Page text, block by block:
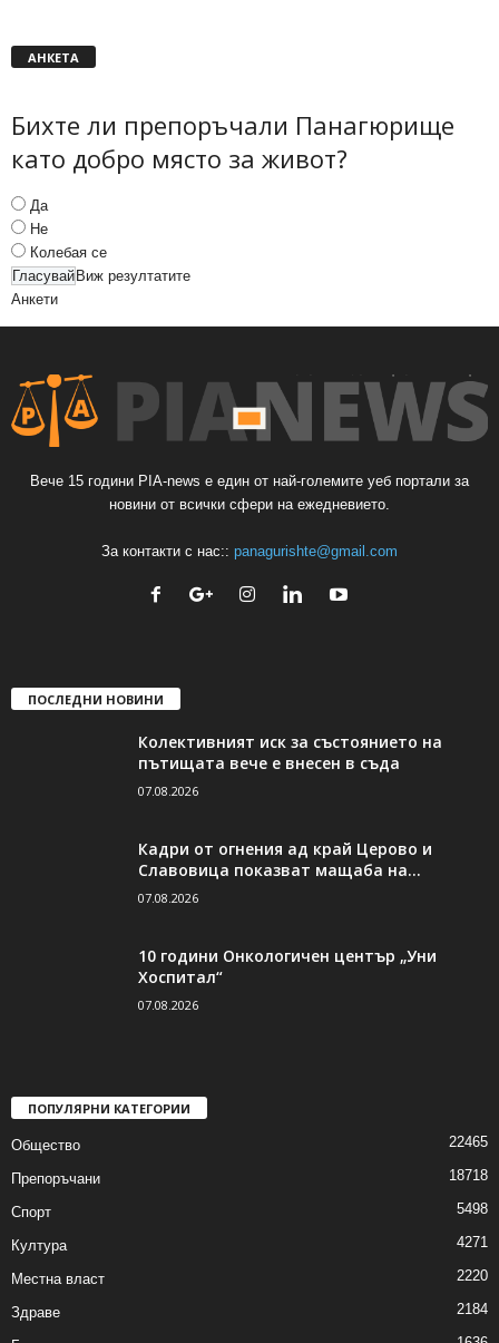
АНКЕТА
Бихте ли препоръчали Панагюрище
като добро място за живот?
Да
Не
Колебая се
Виж резултатите
Анкети
Вече 15 години PIA-news е един от най-големите уеб портали за
новини от всички сфери на ежедневието.
За контакти с нас:: panagurishte@gmail.com
ПОСЛЕДНИ НОВИНИ
Колективният иск за състоянието на
пътищата вече е внесен в съда
07.08.2026
Кадри от огнения ад край Церово и
Славовица показват мащаба на...
07.08.2026
10 години Онкологичен център „Уни
Хоспитал“
07.08.2026
ПОПУЛЯРНИ КАТЕГОРИИ
Общество 22465
Препоръчани 18718
Спорт 5498
Култура 4271
Местна власт 2220
Здраве 2184